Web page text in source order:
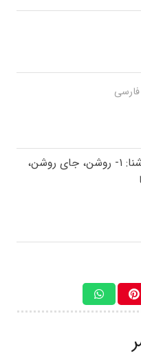
روشنا اسم دخترانه است، معنی روشنا: ۱- روشن، جای روشن،